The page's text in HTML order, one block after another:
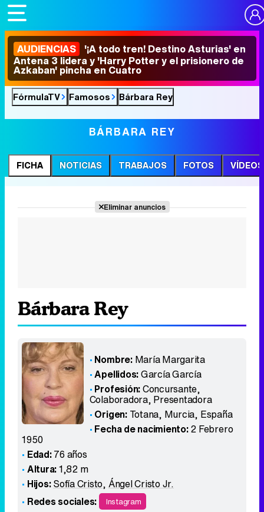
AUDIENCIAS '¡A todo tren! Destino Asturias' en
Antena 3 lidera y 'Harry Potter y el prisionero de
Azkaban' pincha en Cuatro
FórmulaTV Famosos Bárbara Rey
BÁRBARA REY
FICHA NOTICIAS TRABAJOS FOTOS VÍDEOS
Eliminar anuncios
Bárbara Rey
Nombre: María Margarita
Apellidos:García García
Profesión:Concursante,
Colaboradora, Presentadora
Origen: Totana, Murcia, España
Fecha de nacimiento:2 Febrero
1950
Edad:76 años
Altura:1,82 m
Hijos:Sofía Cristo, Ángel Cristo Jr.
Redes sociales:
Instagram